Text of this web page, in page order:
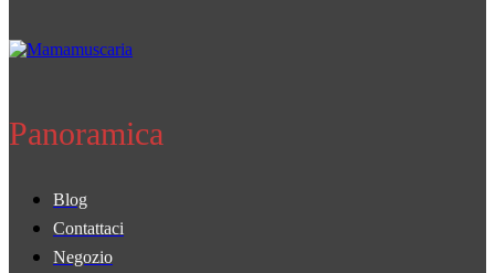
Panoramica
Blog
Contattaci
Negozio